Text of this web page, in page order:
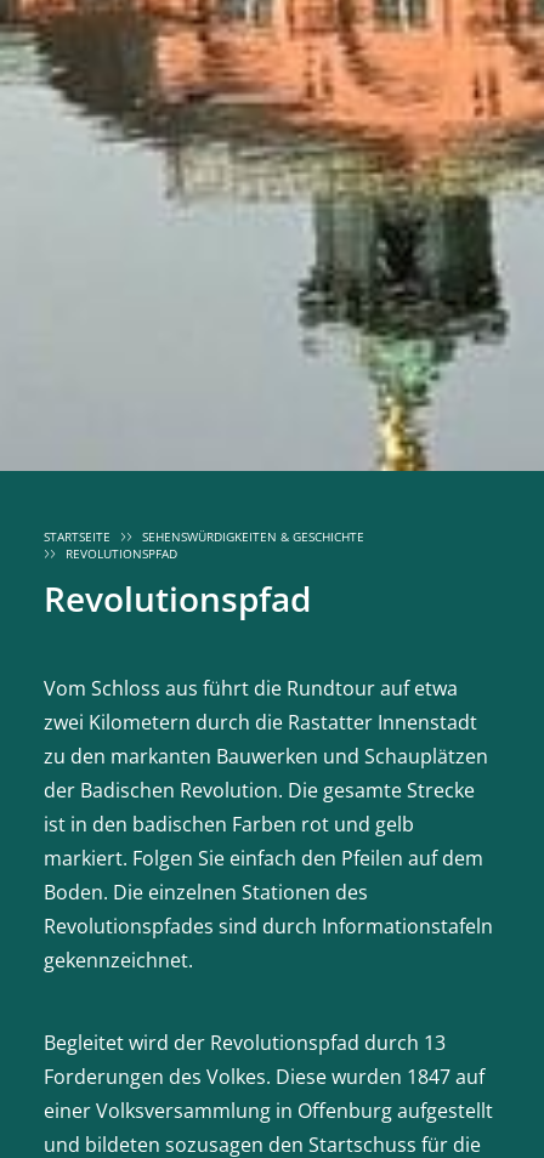
STARTSEITE
SEHENSWÜRDIGKEITEN & GESCHICHTE
REVOLUTIONSPFAD
Revolutionspfad
Vom Schloss aus führt die Rundtour auf etwa
zwei Kilometern durch die Rastatter Innenstadt
zu den mar­kanten Bauwerken und Schauplätzen
der Badischen Revolution. Die gesamte Strecke
ist in den badischen Farben rot und gelb
markiert. Folgen Sie einfach den Pfeilen auf dem
Boden. Die einzelnen Stationen des
Revolutionspfades sind durch Informationstafeln
gekennzeichnet.
Begleitet wird der Revolutionspfad durch 13
Forderungen des Volkes. Diese wurden 1847 auf
einer Volksversammlung in Offenburg aufgestellt
und bildeten sozusagen den Startschuss für die